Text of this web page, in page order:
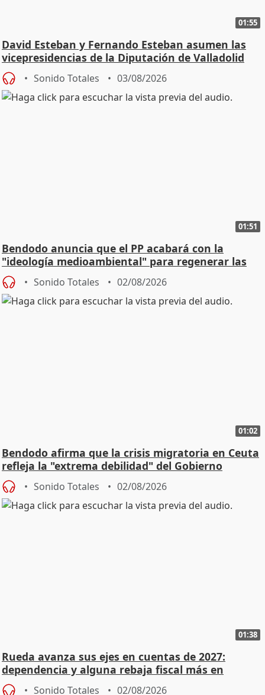
01:55
David Esteban y Fernando Esteban asumen las
vicepresidencias de la Diputación de Valladolid
Sonido Totales 03/08/2026
01:51
Bendodo anuncia que el PP acabará con la
"ideología medioambiental" para regenerar las
playas
Sonido Totales 02/08/2026
01:02
Bendodo afirma que la crisis migratoria en Ceuta
refleja la "extrema debilidad" del Gobierno
Sonido Totales 02/08/2026
01:38
Rueda avanza sus ejes en cuentas de 2027:
dependencia y alguna rebaja fiscal más en
vivienda
Sonido Totales 02/08/2026